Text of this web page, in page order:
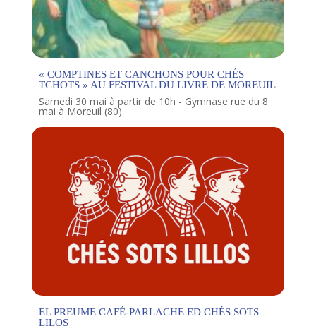
« COMPTINES ET CANCHONS POUR CHÉS
TCHOTS » AU FESTIVAL DU LIVRE DE MOREUIL
Samedi 30 mai à partir de 10h - Gymnase rue du 8
mai à Moreuil (80)
EL PREUME CAFÉ-PARLACHE ED CHÉS SOTS
LILOS